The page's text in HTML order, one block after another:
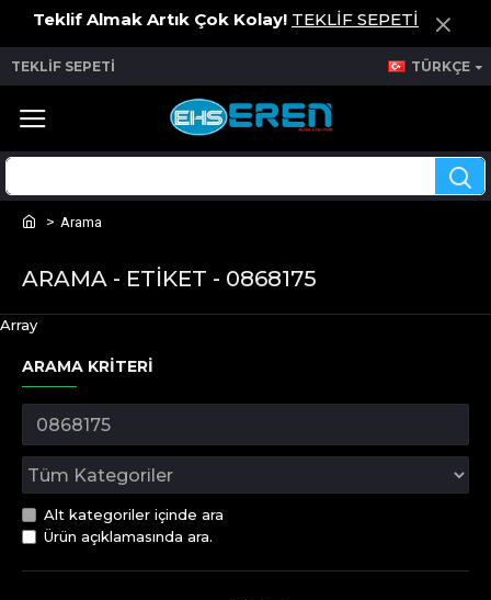
Teklif Almak Artık Çok Kolay! TEKLİF SEPETİ
TEKLİF SEPETİ TÜRKÇE
Arama
ARAMA - ETIKET - 0868175
Array
ARAMA KRITERI
Alt kategoriler içinde ara
Ürün açıklamasında ara.